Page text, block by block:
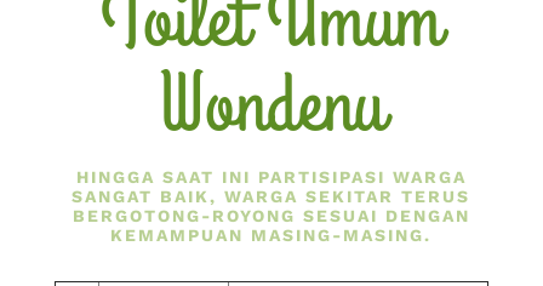
Wondenu
HINGGA SAAT INI PARTISIPASI WARGA
SANGAT BAIK, WARGA SEKITAR TERUS
BERGOTONG-ROYONG SESUAI DENGAN
KEMAMPUAN MASING-MASING.